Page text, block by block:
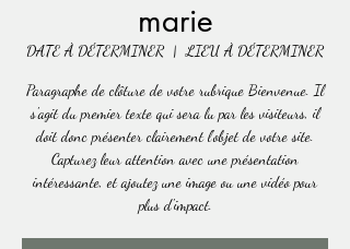
marie
DATE À DÉTERMINER
  |
LIEU À DÉTERMINER
Paragraphe de clôture de votre rubrique Bienvenue. Il
s'agit du premier texte qui sera lu par les visiteurs, il
doit donc présenter clairement l'objet de votre site.
Capturez leur attention avec une présentation
intéressante, et ajoutez une image ou une vidéo pour
plus d'impact.